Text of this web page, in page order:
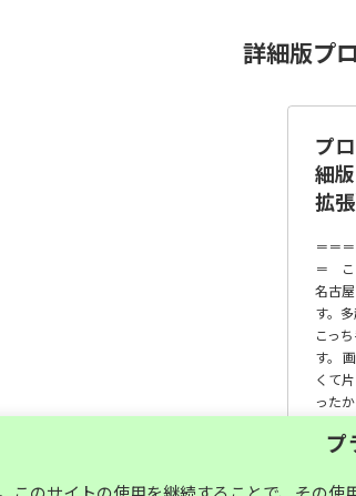
詳細版プ
プ
細
拡張
＝＝
＝ こ
名古
す。
こっ
す。
くて
った
プ